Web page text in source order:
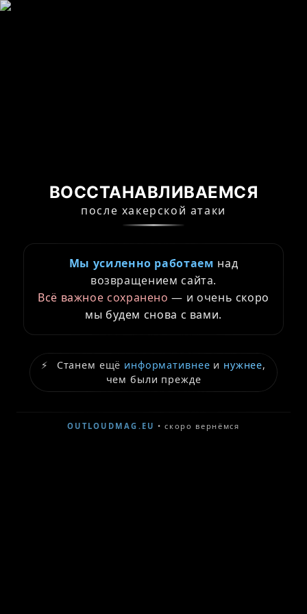
ВОССТАНАВЛИВАЕМСЯ
после хакерской атаки
Мы усиленно работаем над
возвращением сайта.
Всё важное сохранено — и очень скоро
мы будем снова с вами.
⚡ Станем ещё информативнее и нужнее,
чем были прежде
OUTLOUDMAG.EU • скоро вернёмся